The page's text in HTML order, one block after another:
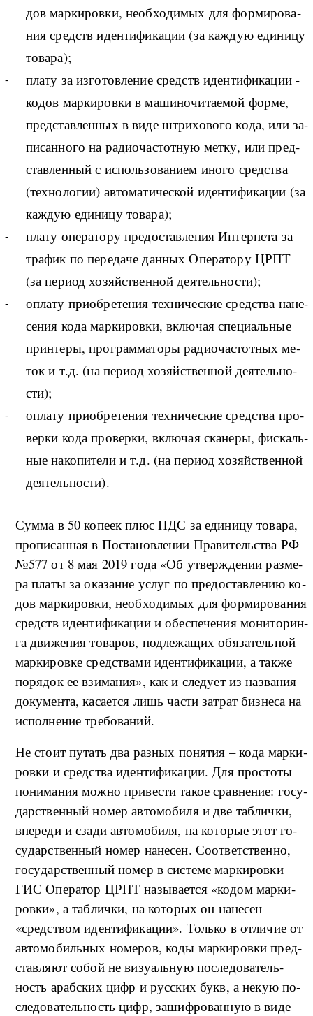
дов мар­ки­ро­в­ки, не­об­хо­ди­мых для фор­ми­ро­ва­
ния средств иден­ти­фи­ка­ции (за ка­ж­дую еди­ни­цу
то­ва­ра);
пла­ту за из­го­то­в­ле­ние средств иден­ти­фи­ка­ции -
ко­дов мар­ки­ро­в­ки в ма­ши­но­чи­та­е­мой фор­ме,
пред­став­лен­ных в ви­де штри­хо­во­го ко­да, или за­
пи­сан­но­го на ра­дио­ча­сто­т­ную мет­ку, или пред­
став­лен­ный с ис­поль­зо­ва­ни­ем ино­го сред­ства
(тех­но­ло­гии) ав­то­ма­ти­че­ской иден­ти­фи­ка­ции (за
ка­ж­дую еди­ни­цу то­ва­ра);
пла­ту опе­ра­то­ру пре­до­став­ле­ния Ин­тер­не­та за
тра­фик по пе­ре­да­че дан­ных Опе­ра­то­ру ЦРПТ
(за пе­ри­од хо­зяй­ствен­ной де­я­тель­но­сти);
опла­ту при­об­ре­те­ния тех­ни­че­ские сред­ства на­не­
се­ния ко­да мар­ки­ро­в­ки, вклю­чая спе­ци­аль­ные
при­н­те­ры, про­гра­м­ма­то­ры ра­дио­ча­сто­т­ных ме­
ток и т.д. (на пе­ри­од хо­зяй­ствен­ной де­я­тель­но­
сти);
опла­ту при­об­ре­те­ния тех­ни­че­ские сред­ства про­
вер­ки ко­да про­вер­ки, вклю­чая ска­не­ры, фис­каль­
ные на­ко­пи­те­ли и т.д. (на пе­ри­од хо­зяй­ствен­ной
де­я­тель­но­сти).
Су­м­ма в 50 ко­пе­ек плюс НДС за еди­ни­цу то­ва­ра,
про­пи­сан­ная в По­ста­но­в­ле­нии Пра­ви­тель­ства РФ
№577 от 8 мая 2019 го­да «Об утвер­ж­де­нии раз­ме­
ра пла­ты за ока­за­ние услуг по пре­до­став­ле­нию ко­
дов мар­ки­ро­в­ки, не­об­хо­ди­мых для фор­ми­ро­ва­ния
средств иден­ти­фи­ка­ции и обес­пе­че­ния мо­ни­то­рин­
га дви­же­ния то­ва­ров, под­ле­жа­щих обя­за­тель­ной
мар­ки­ро­в­ке сред­ства­ми иден­ти­фи­ка­ции, а та­к­же
по­ря­док ее взи­ма­ния», как и сле­ду­ет из на­з­ва­ния
до­ку­мен­та, ка­са­ет­ся лишь ча­сти за­трат биз­не­са на
ис­пол­не­ние тре­бо­ва­ний.
Не сто­ит пу­тать два раз­ных по­ня­тия – ко­да мар­ки­
ро­в­ки и сред­ства иден­ти­фи­ка­ции. Для про­сто­ты
по­ни­ма­ния мо­ж­но при­ве­сти та­кое срав­не­ние: го­су­
дар­ствен­ный но­мер ав­то­мо­би­ля и две та­б­ли­ч­ки,
впе­ре­ди и сза­ди ав­то­мо­би­ля, на ко­то­рые этот го­
су­дар­ствен­ный но­мер на­не­сен. Со­о­т­вет­ствен­но,
го­су­дар­ствен­ный но­мер в си­сте­ме мар­ки­ро­в­ки
ГИС Опе­ра­тор ЦРПТ на­зы­ва­ет­ся «ко­дом мар­ки­
ро­в­ки», а та­б­ли­ч­ки, на ко­то­рых он на­не­сен –
«сред­ством иден­ти­фи­ка­ции». Толь­ко в от­ли­чие от
ав­то­мо­биль­ных но­ме­ров, ко­ды мар­ки­ро­в­ки пред­
став­ля­ют со­бой не ви­зу­аль­ную по­сле­до­ва­тель­
ность ара­б­ских цифр и рус­ских букв, а не­кую по­
сле­до­ва­тель­ность цифр, за­ши­ф­ро­ван­ную в ви­де